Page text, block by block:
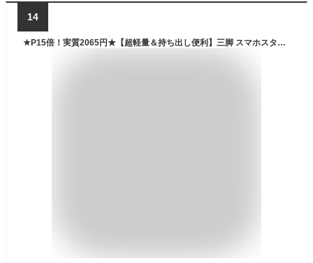
14
★P15倍！実質2065円★【超軽量＆持ち出し便利】三脚 スマホスタンド リモコン付き コンパクト三脚 3WAY雲台 スマホ スマホ用 携帯 デジタル一眼レフ 3段階伸縮 360回転 自撮り棒 アンドロイド iphoneスタンド 軽量 コンパクト iPhone/Android/カメラ 多機種対応 ギフト